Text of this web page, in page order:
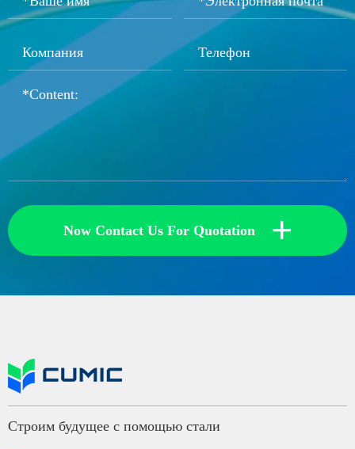
Now Contact Us For Quotation +
Строим будущее с помощью стали